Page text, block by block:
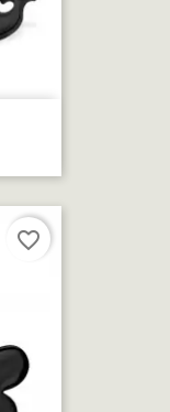
favorite_border